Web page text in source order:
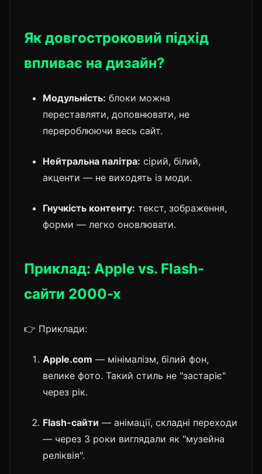
Як довгостроковий підхід
впливає на дизайн?
Модульність: блоки можна
переставляти, доповнювати, не
перероблюючи весь сайт.
Нейтральна палітра: сірий, білий,
акценти — не виходять із моди.
Гнучкість контенту: текст, зображення,
форми — легко оновлювати.
Приклад: Apple vs. Flash-
сайти 2000-х
👉 Приклади:
Apple.com — мінімалізм, білий фон,
велике фото. Такий стиль не "застаріє"
через рік.
Flash-сайти — анімації, складні переходи
— через 3 роки виглядали як "музейна
реліквія".